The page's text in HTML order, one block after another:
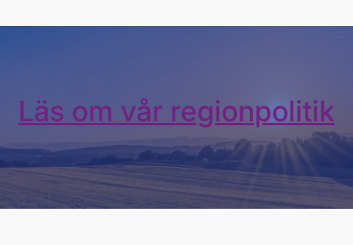
Läs om vår regionpolitik